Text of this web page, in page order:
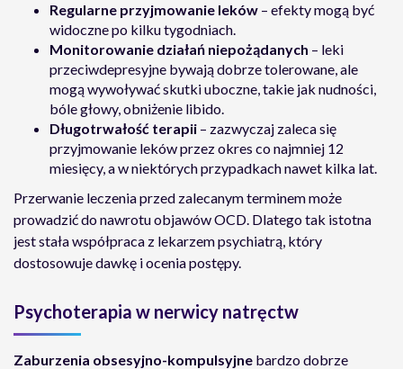
Regularne przyjmowanie leków – efekty mogą być
widoczne po kilku tygodniach.
Monitorowanie działań niepożądanych – leki
przeciwdepresyjne bywają dobrze tolerowane, ale
mogą wywoływać skutki uboczne, takie jak nudności,
bóle głowy, obniżenie libido.
Długotrwałość terapii – zazwyczaj zaleca się
przyjmowanie leków przez okres co najmniej 12
miesięcy, a w niektórych przypadkach nawet kilka lat.
Przerwanie leczenia przed zalecanym terminem może
prowadzić do nawrotu objawów OCD. Dlatego tak istotna
jest stała współpraca z lekarzem psychiatrą, który
dostosowuje dawkę i ocenia postępy.
Psychoterapia w nerwicy natręctw
Zaburzenia obsesyjno-kompulsyjne bardzo dobrze